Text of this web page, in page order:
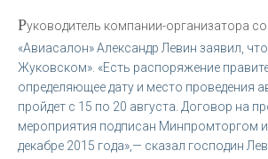
Руководитель компании-организатора
«Авиасалон» Александр Левин заявил,
Жуковском». «Есть распоряжение
определяющее дату и место проведения
пройдет с 15 по 20 августа. Договор на
мероприятия подписан Минпромторгом
декабре 2015 года»,— сказал господин